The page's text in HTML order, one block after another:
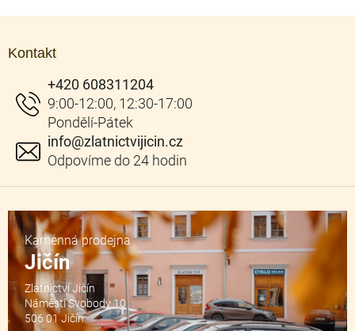
Kontakt
info@zlatnictvijicin.cz
+420 608311204
Kamenná prodejna
Jičín
Zlatnictví Jičín
Náměstí Svobody 10
506 01 Jičín